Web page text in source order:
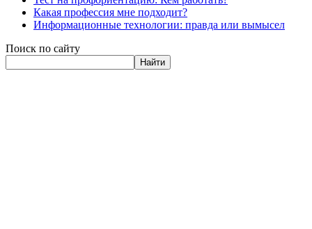
Какая профессия мне подходит?
Информационные технологии: правда или вымысел
Поиск по сайту
Найти